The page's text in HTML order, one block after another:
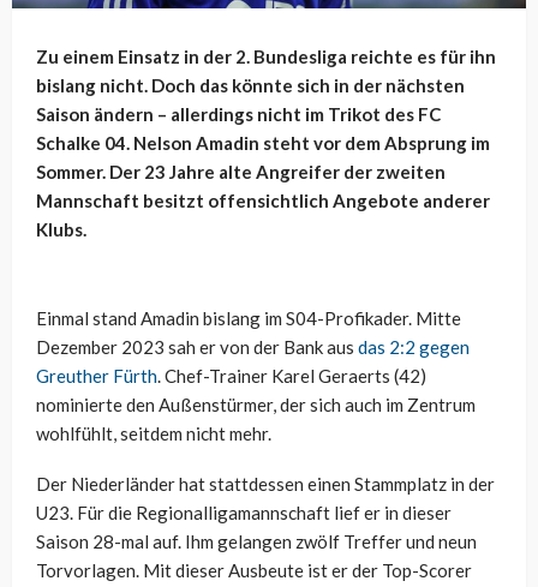
Zu einem Einsatz in der 2. Bundesliga reichte es für ihn
bislang nicht. Doch das könnte sich in der nächsten
Saison ändern – allerdings nicht im Trikot des FC
Schalke 04. Nelson Amadin steht vor dem Absprung im
Sommer. Der 23 Jahre alte Angreifer der zweiten
Mannschaft besitzt offensichtlich Angebote anderer
Klubs.
Einmal stand Amadin bislang im S04-Profikader. Mitte
Dezember 2023 sah er von der Bank aus das 2:2 gegen
Greuther Fürth. Chef-Trainer Karel Geraerts (42)
nominierte den Außenstürmer, der sich auch im Zentrum
wohlfühlt, seitdem nicht mehr.
Der Niederländer hat stattdessen einen Stammplatz in der
U23. Für die Regionalligamannschaft lief er in dieser
Saison 28-mal auf. Ihm gelangen zwölf Treffer und neun
Torvorlagen. Mit dieser Ausbeute ist er der Top-Scorer